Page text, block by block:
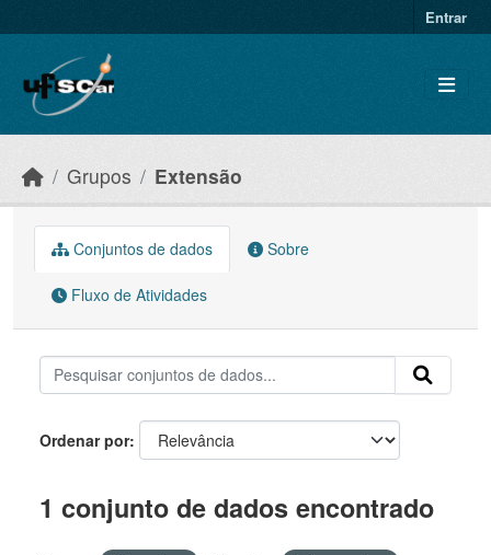
Entrar
Grupos Extensão
Conjuntos de dados Sobre
Fluxo de Atividades
Ordenar por
1 conjunto de dados encontrado